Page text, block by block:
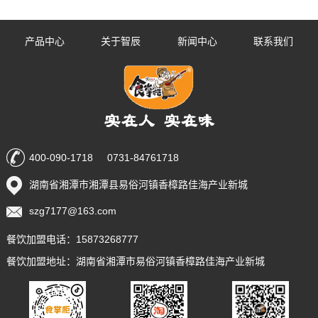
产品中心 关于智辰 新闻中心 联系我们
400-090-1718 0731-84761718
湖南省湘潭市湘潭县易俗河镇香樟路佳海产业新城
szg7177@163.com
餐饮加盟电话：15873268777
餐饮加盟地址：湖南省湘潭市易俗河镇香樟路佳海产业新城